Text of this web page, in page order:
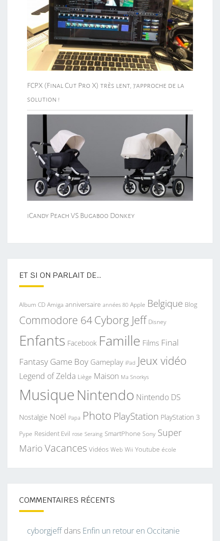
FCPX (Final Cut Pro X) très lent, j’approche de la
solution !
iCandy Peach VS Bugaboo Donkey
ET SI ON PARLAIT DE…
Album CD Amiga anniversaire années 80 Apple Belgique Blog
Commodore 64Cyborg Jeff Disney
Enfants Facebook Famille Films Final
Fantasy Game Boy Gameplay iPad Jeux vidéo
Legend of Zelda Liège Maison Ma Snorkys
MusiqueNintendo Nintendo DS
Nostalgie Noël Papa Photo PlayStation PlayStation 3
Pype Resident Evil rose Seraing SmartPhone Sony Super
Mario Vacances Vidéos Web Wii Youtube école
COMMENTAIRES RÉCENTS
cyborgjeffdans Enfin un retour en Occitanie